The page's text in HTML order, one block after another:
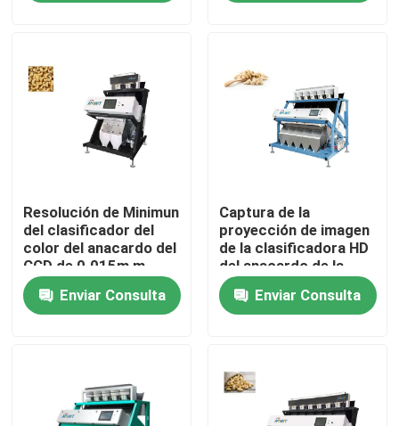
Productos
Clasificador del color del arroz
Clasificador del color del trigo
clasificador del color del anacardo
Los granos de café colorean el clasificador
Resolución de Minimun
del clasificador del
color del anacardo del
CCD de 0.015m m
Enviar Consulta
Captura de la
proyección de imagen
de la clasificadora HD
del anacardo de la
fuente de luz del LED
Enviar Consulta